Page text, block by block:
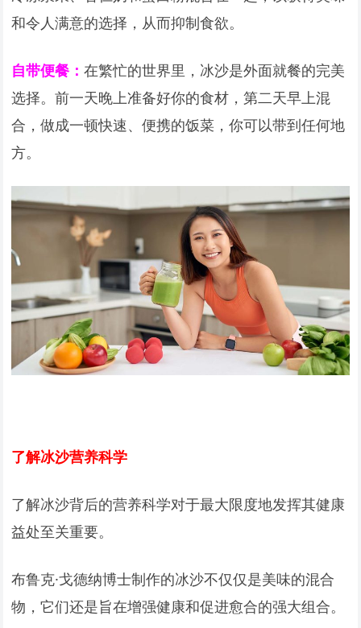
和令人满意的选择，从而抑制食欲。
自带便餐：在繁忙的世界里，冰沙是外面就餐的完美
选择。前一天晚上准备好你的食材，第二天早上混
合，做成一顿快速、便携的饭菜，你可以带到任何地
方。
了解冰沙营养科学
了解冰沙背后的营养科学对于最大限度地发挥其健康
益处至关重要。
布鲁克·戈德纳博士制作的冰沙不仅仅是美味的混合
物，它们还是旨在增强健康和促进愈合的强大组合。